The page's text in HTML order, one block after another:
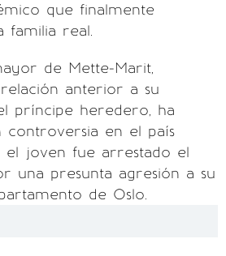
que finalmente
familia real.
de Mette-Marit,
anterior a su
príncipe heredero, ha
controversia en el país
el joven fue arrestado el
una presunta agresión a su
de Oslo.